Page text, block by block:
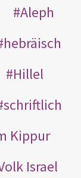
Aleph
hebräisch
Hillel
schriftlich
Kippur
Israel